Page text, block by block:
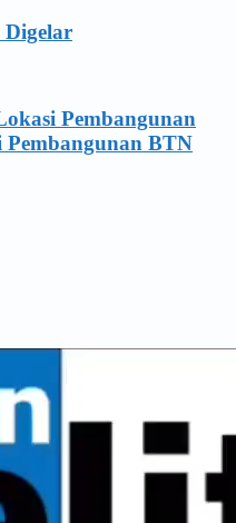
Digelar
Pembangunan
BTN